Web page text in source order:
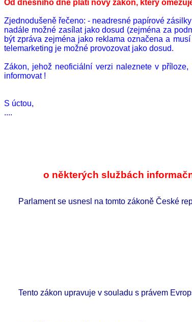
Od dnešního dne platí nový zákon, který
Zjednodušeně řečeno: - neadresné papírové
nadále možné zasílat jako dosud (zejména za
být zpráva zejména jako reklama označena a
telemarketing je možné provozovat jako dosud.
Zákon, jehož neoficiální verzi naleznete v
informovat !
S úctou,
....
o některých službách
Parlament se usnesl na tomto zákoně České
Tento zákon upravuje v souladu s právem